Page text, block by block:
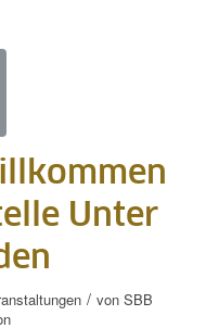
Unter
/ von SBB